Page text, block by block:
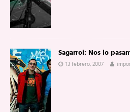
Sagarroi: Nos lo
13 febrero, 2007